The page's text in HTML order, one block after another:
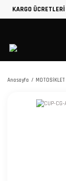
KARGO
Anasayfa MOTOSİKLET